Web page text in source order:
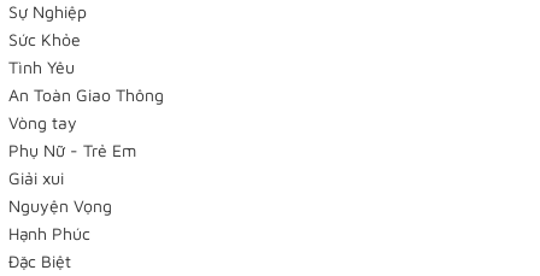
Sự Nghiệp
Sức Khỏe
Tình Yêu
An Toàn Giao Thông
Vòng tay
Phụ Nữ - Trẻ Em
Giải xui
Nguyện Vọng
Hạnh Phúc
Đặc Biệt